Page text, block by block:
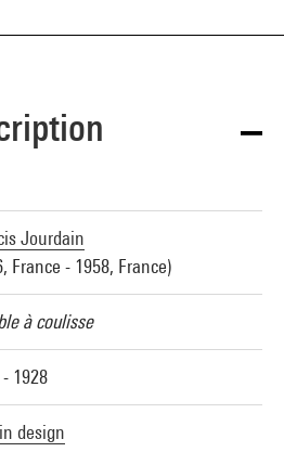
Jourdain
France - 1958, France)
à coulisse
1928
design